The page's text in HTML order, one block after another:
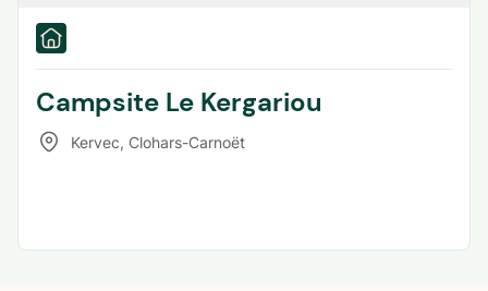
Campsite Le Kergariou
Kervec, Clohars-Carnoët